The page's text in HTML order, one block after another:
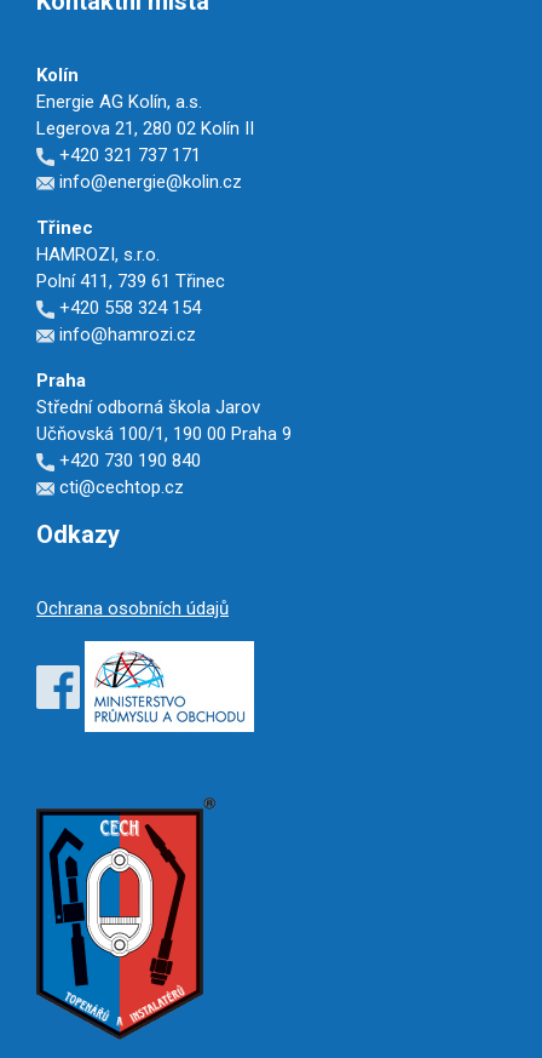
Kolín
Energie AG Kolín, a.s.
Legerova 21, 280 02 Kolín II
+420 321 737 171
info@energie@kolin.cz
Třinec
HAMROZI, s.r.o.
Polní 411, 739 61 Třinec
+420 558 324 154
info@hamrozi.cz
Praha
Střední odborná škola Jarov
Učňovská 100/1, 190 00 Praha 9
+420 730 190 840
cti@cechtop.cz
Odkazy
Ochrana osobních údajů